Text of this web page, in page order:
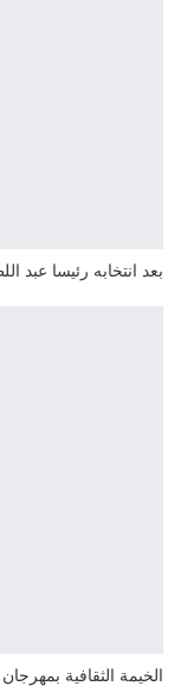
بعد انتخابه رئيسا عبد
الخيمة الثقافية